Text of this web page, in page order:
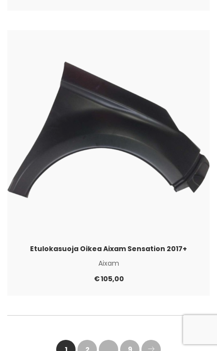
Etulokasuoja Oikea Aixam Sensation 2017+
Aixam
€105,00